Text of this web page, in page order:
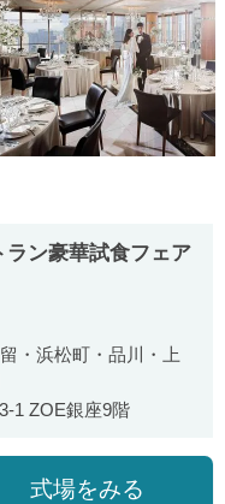
ラン豪華試食フェア
・浜松町・品川・上
1 ZOE銀座9階
式場をみる